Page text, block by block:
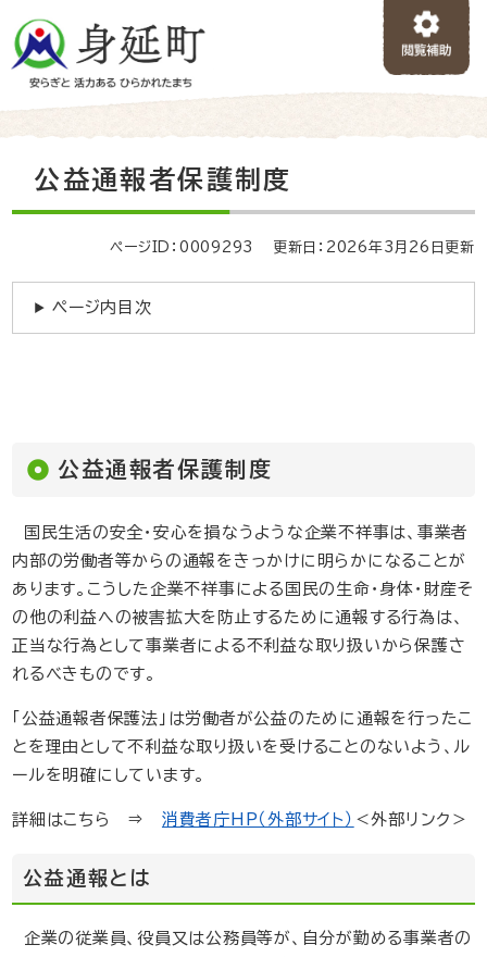
ー
先
公益通報者保護制度
ページID：0009293 更新日：2026年3月26日更新
ページ内目次
公益通報者保護制度
国民生活の安全・安心を損なうような企業不祥事は、事業者
内部の労働者等からの通報をきっかけに明らかになることが
あります。こうした企業不祥事による国民の生命・身体・財産そ
の他の利益への被害拡大を防止するために通報する行為は、
正当な行為として事業者による不利益な取り扱いから保護さ
れるべきものです。
「公益通報者保護法」は労働者が公益のために通報を行ったこ
とを理由として不利益な取り扱いを受けることのないよう、ル
ールを明確にしています。
詳細はこちら ⇒ 消費者庁HP（外部サイト） ＜外部リンク＞
公益通報とは
企業の従業員、役員又は公務員等が、自分が勤める事業者の